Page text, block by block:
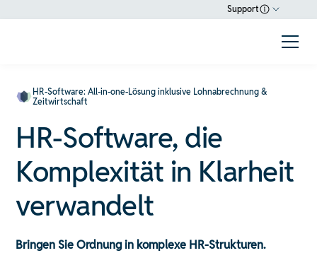
Support
HR-Software: All-in-one-Lösung inklusive Lohnabrechnung &
Zeitwirtschaft
HR-Software, die
Komplexität in Klarheit
verwandelt
Bringen Sie Ordnung in komplexe HR-Strukturen.